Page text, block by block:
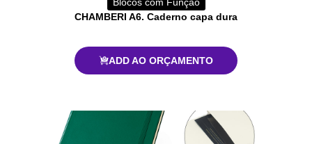
CHAMBERI A6. Caderno capa dura
ADD AO ORÇAMENTO